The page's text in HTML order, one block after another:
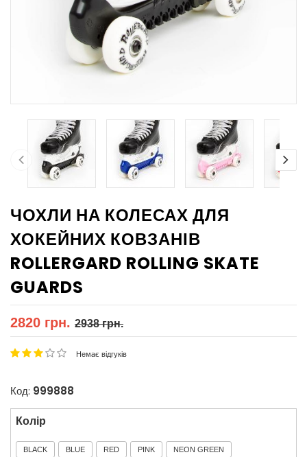
ЧОХЛИ НА КОЛЕСАХ ДЛЯ
ХОКЕЙНИХ КОВЗАНІВ
ROLLERGARD ROLLING SKATE
GUARDS
2820 грн. 2938 грн.
Немає відгуків
Код: 999888
Колір
BLACK BLUE RED PINK NEON GREEN